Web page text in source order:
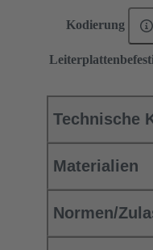
Kodierung
Technische
Materialien
Normen/